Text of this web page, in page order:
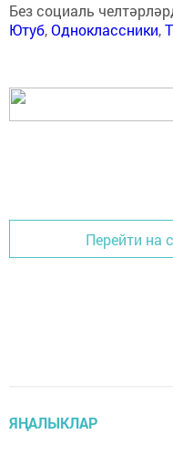
Без социаль
Ютуб,Одноклассники,
Перейти на
ЯҢАЛЫКЛАР